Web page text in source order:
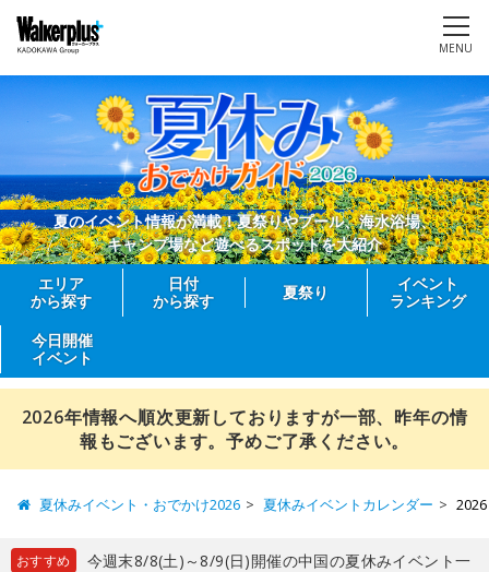
MENU
夏のイベント情報が満載！夏祭りやプール、海水浴場、
キャンプ場など遊べるスポットを大紹介
エリア
から探す
日付
から探す
夏祭り
イベント
ランキング
今日開催
イベント
2026年情報へ順次更新しておりますが一部、昨年の情
報もございます。予めご了承ください。
夏休みイベント・おでかけ2026 夏休みイベントカレンダー
おすすめ
今週末8/8(土)～8/9(日)開催の中国の夏休みイベント一